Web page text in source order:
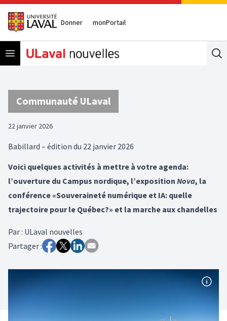
Donner monPortail
Open menu
Communauté ULaval
22 janvier 2026
Babillard – édition du 22 janvier 2026
Voici quelques activités à mettre à votre agenda:
l’ouverture du Campus nordique, l’exposition Nova, la
conférence «Souveraineté numérique et IA: quelle
trajectoire pour le Québec?» et la marche aux chandelles
Par: ULaval nouvelles
Partager :